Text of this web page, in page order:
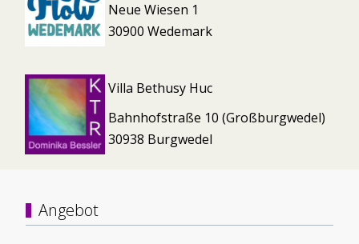
Neue Wiesen 1
30900 Wedemark
Villa Bethusy Huc
Bahnhofstraße 10 (Großburgwedel)
30938 Burgwedel
Angebot